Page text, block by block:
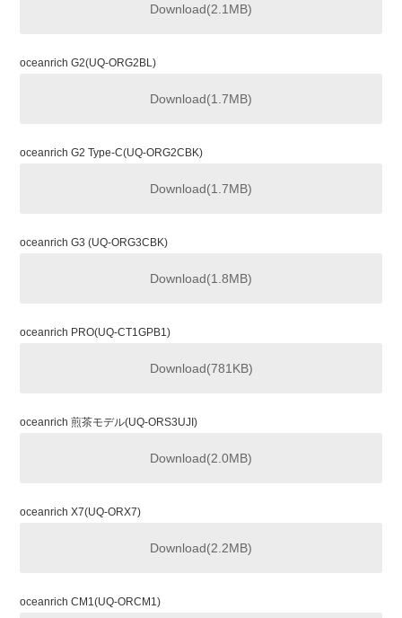
Download(2.1MB)
oceanrich G2(UQ-ORG2BL)
Download(1.7MB)
oceanrich G2 Type-C(UQ-ORG2CBK)
Download(1.7MB)
oceanrich G3 (UQ-ORG3CBK)
Download(1.8MB)
oceanrich PRO(UQ-CT1GPB1)
Download(781KB)
oceanrich 煎茶モデル(UQ-ORS3UJI)
Download(2.0MB)
oceanrich X7(UQ-ORX7)
Download(2.2MB)
oceanrich CM1(UQ-ORCM1)